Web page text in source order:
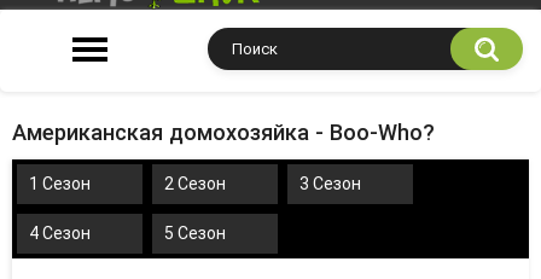
Американская домохозяйка - Boo-Who?
1 Сезон 2 Сезон 3 Сезон
4 Сезон 5 Сезон